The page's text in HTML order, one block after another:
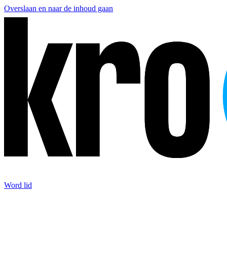
Overslaan en naar de inhoud gaan
Word lid